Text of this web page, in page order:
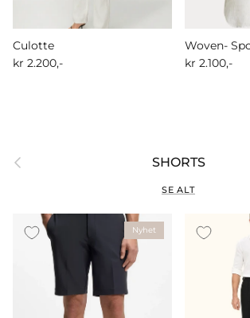
Culotte
kr 2.200,-
Woven-
kr 2.100,-
Forrige SHORTS
SE ALT
Nyhet